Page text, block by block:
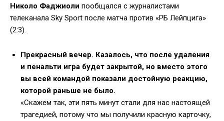
Николо Фаджиоли пообщался с журналистами
телеканала Sky Sport после матча против «РБ Лейпцига»
(2:3).
Прекрасный вечер. Казалось, что после удаления
и пенальти игра будет закрытой, но вместо этого
вы всей командой показали достойную реакцию,
которой раньше не было.
«Скажем так, эти пять минут стали для нас настоящей
трагедией, потому что мы получили красную карточку,